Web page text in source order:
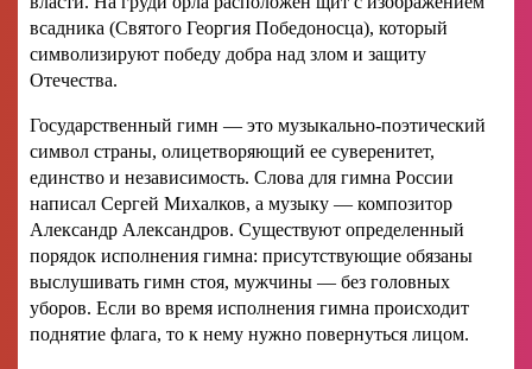
всадника (Святого Георгия Победоносца), который
символизируют победу добра над злом и защиту
Отечества.
Государственный гимн — это музыкально-поэтический
символ страны, олицетворяющий ее суверенитет,
единство и независимость. Слова для гимна России
написал Сергей Михалков, а музыку — композитор
Александр Александров. Существуют определенный
порядок исполнения гимна: присутствующие обязаны
выслушивать гимн стоя, мужчины — без головных
уборов. Если во время исполнения гимна происходит
поднятие флага, то к нему нужно повернуться лицом.